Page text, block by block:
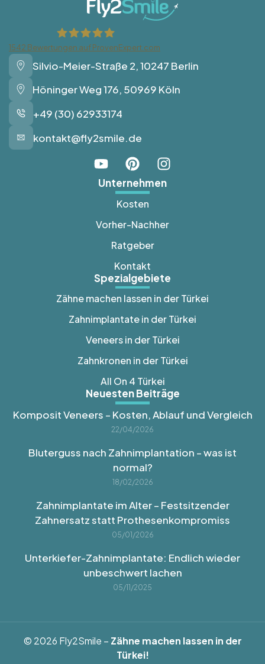
Fly2Smile
1542 Bewertungen auf ProvenExpert.com
Silvio-Meier-Straße 2, 10247 Berlin
Höninger Weg 176, 50969 Köln
+49 (30) 62933174
kontakt@fly2smile.de
Unternehmen
Kosten
Vorher-Nachher
Ratgeber
Kontakt
Spezialgebiete
Zähne machen lassen in der Türkei
Zahnimplantate in der Türkei
Veneers in der Türkei
Zahnkronen in der Türkei
All On 4 Türkei
Neuesten Beiträge
Komposit Veneers – Kosten, Ablauf und Vergleich
22/04/2026
Bluterguss nach Zahnimplantation – was ist
normal?
18/02/2026
Zahnimplantate im Alter – Festsitzender
Zahnersatz statt Prothesenkompromiss
05/01/2026
Unterkiefer-Zahnimplantate: Endlich wieder
unbeschwert lachen
05/11/2025
© 2026 Fly2Smile – Zähne machen lassen in der
Türkei!